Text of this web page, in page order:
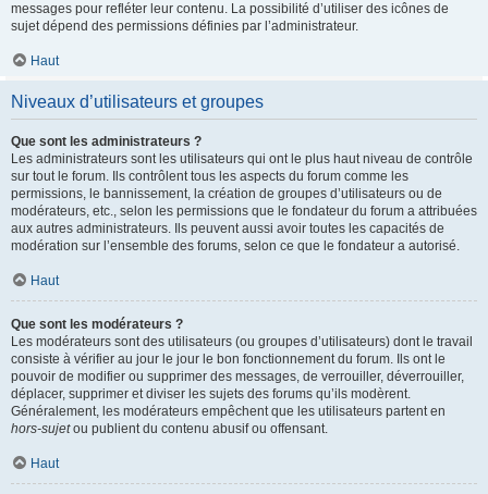
messages pour refléter leur contenu. La possibilité d’utiliser des icônes de
sujet dépend des permissions définies par l’administrateur.
Haut
Niveaux d’utilisateurs et groupes
Que sont les administrateurs ?
Les administrateurs sont les utilisateurs qui ont le plus haut niveau de contrôle
sur tout le forum. Ils contrôlent tous les aspects du forum comme les
permissions, le bannissement, la création de groupes d’utilisateurs ou de
modérateurs, etc., selon les permissions que le fondateur du forum a attribuées
aux autres administrateurs. Ils peuvent aussi avoir toutes les capacités de
modération sur l’ensemble des forums, selon ce que le fondateur a autorisé.
Haut
Que sont les modérateurs ?
Les modérateurs sont des utilisateurs (ou groupes d’utilisateurs) dont le travail
consiste à vérifier au jour le jour le bon fonctionnement du forum. Ils ont le
pouvoir de modifier ou supprimer des messages, de verrouiller, déverrouiller,
déplacer, supprimer et diviser les sujets des forums qu’ils modèrent.
Généralement, les modérateurs empêchent que les utilisateurs partent en
hors-sujetou publient du contenu abusif ou offensant.
Haut